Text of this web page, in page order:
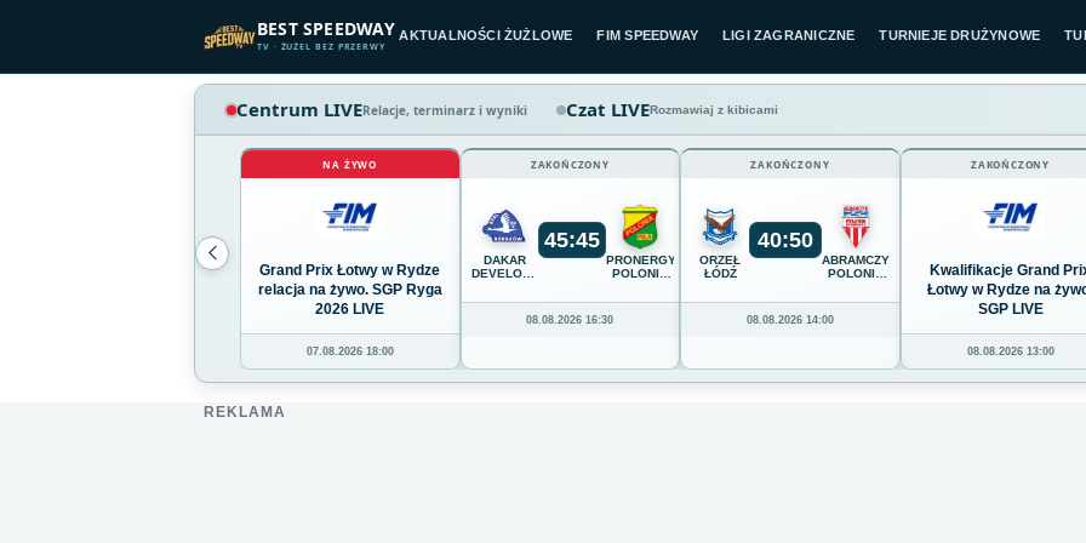
BEST SPEEDWAY
TV · ŻUŻEL BEZ PRZERWY
AKTUALNOŚCI ŻUŻLOWE FIM SPEEDWAY LIGI ZAGRANICZNE TURNIEJE DRUŻYNOWE
Centrum LIVERelacje, terminarz i wyniki Czat LIVERozmawiaj z kibicami
NA ŻYWO
Grand Prix Łotwy w Rydze
relacja na żywo. SGP Ryga
2026 LIVE
07.08.2026 18:00
ZAKOŃCZONY
DAKAR
DEVELOPMENT
RZESZÓW
45:45
PRONERGY
POLONIA
08.08.2026 16:30
ZAKOŃCZONY
ORZEŁ
ŁÓDŹ
40:50
ABRAMCZYK
POLONIA
08.08.2026 14:00
ZAKOŃCZONY
Kwalifikacje Grand
Łotwy w Rydze na
SGP LIVE
08.08.2026 13:00
REKLAMA